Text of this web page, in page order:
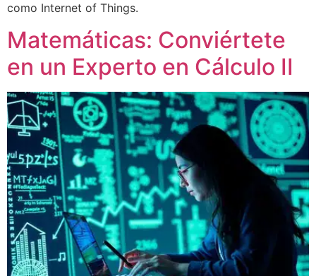
como Internet of Things.
Matemáticas: Conviértete
en un Experto en Cálculo II